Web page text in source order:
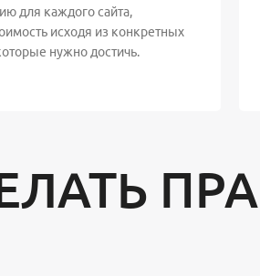
для каждого сайта,
исходя из конкретных
нужно достичь.